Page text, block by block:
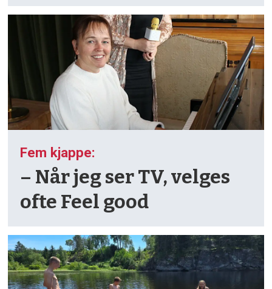
Fem kjappe:
– Når jeg ser TV, velges
ofte Feel good